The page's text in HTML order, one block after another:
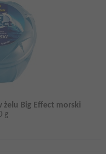
żelu Big Effect morski
g